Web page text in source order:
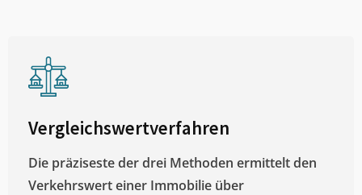
Vergleichswertverfahren
Die präziseste der drei Methoden ermittelt den
Verkehrswert einer Immobilie über